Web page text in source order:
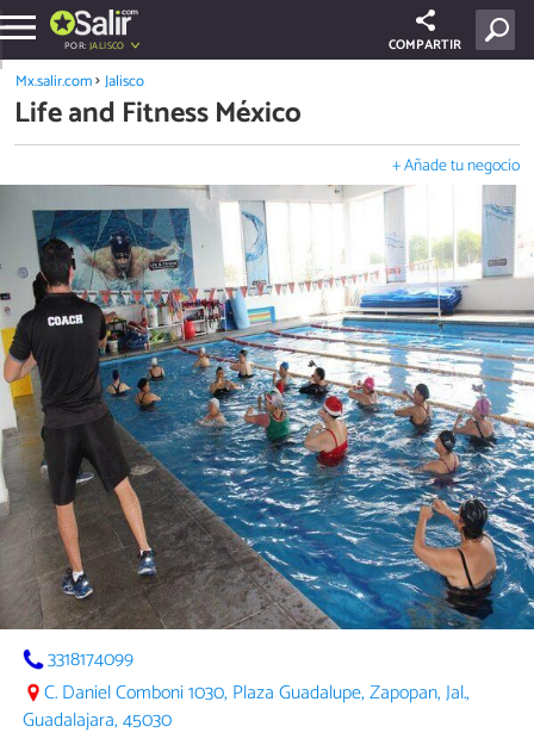
POR:JALISCO COMPARTIR
Mx.salir.com Jalisco
Life and Fitness México
+ Añade tu negocio
3318174099
C. Daniel Comboni 1030, Plaza Guadalupe, Zapopan, Jal.,
Guadalajara, 45030